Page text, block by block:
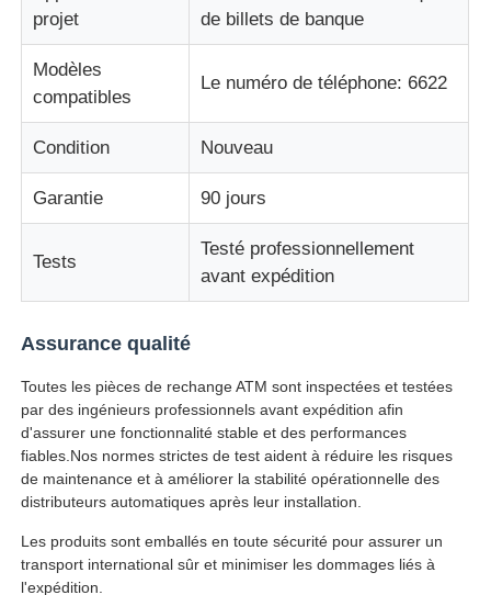
Pièces de distributeurs automatiques Hitachi
Pièces d'atmosphère de GRG
Pièces de guichet automatique Glory NMD
Pièces de distributeurs automatiques OKI
Tri des billets de banque
compteur de facture
Imprimante de carte
projet
de billets de banque
Modèles
compatibles
Le numéro de téléphone: 6622
Condition Nouveau
Garantie 90 jours
Tests
Testé professionnellement
avant expédition
Assurance qualité
Toutes les pièces de rechange ATM sont inspectées et testées
par des ingénieurs professionnels avant expédition afin
d'assurer une fonctionnalité stable et des performances
fiables.Nos normes strictes de test aident à réduire les risques
de maintenance et à améliorer la stabilité opérationnelle des
distributeurs automatiques après leur installation.
Les produits sont emballés en toute sécurité pour assurer un
transport international sûr et minimiser les dommages liés à
l'expédition.